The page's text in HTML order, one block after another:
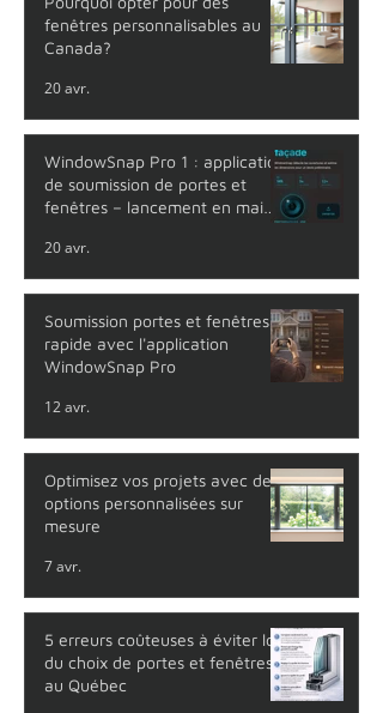
fenêtres personnalisables au
Canada?
20 avr.
WindowSnap Pro 1 : application
de soumission de portes et
fenêtres – lancement en mai
20 avr.
Soumission portes et fenêtres
rapide avec l'application
WindowSnap Pro
12 avr.
Optimisez vos projets avec des
options personnalisées sur
mesure
7 avr.
5 erreurs coûteuses à éviter lors
du choix de portes et fenêtres
au Québec